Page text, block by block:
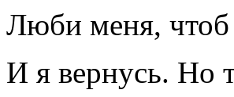
Люби меня, чтоб
И я вернусь. Но